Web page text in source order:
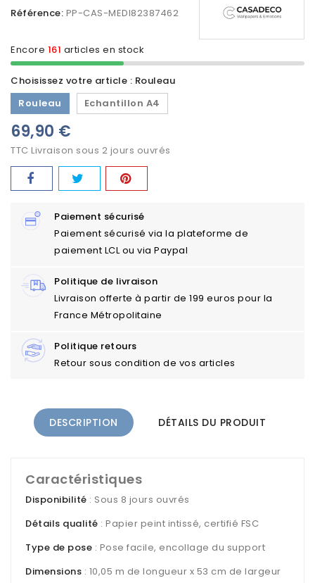
Référence: PP-CAS-MEDI82387462
Encore 161 articles en stock
Choisissez votre article : Rouleau
Rouleau
Echantillon A4
69,90 €
TTC Livraison sous 2 jours ouvrés
Paiement sécurisé
Paiement sécurisé via la plateforme de
paiement LCL ou via Paypal
Politique de livraison
Livraison offerte à partir de 199 euros pour la
France Métropolitaine
Politique retours
Retour sous condition de vos articles
DESCRIPTION DÉTAILS DU PRODUIT
Caractéristiques
Disponibilité : Sous 8 jours ouvrés
Détails qualité : Papier peint intissé, certifié FSC
Type de pose : Pose facile, encollage du support
Dimensions : 10,05 m de longueur x 53 cm de largeur